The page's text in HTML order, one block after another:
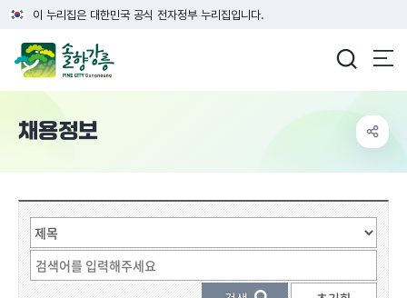
이 누리집은 대한민국 공식 전자정부 누리집입니다.
채용정보